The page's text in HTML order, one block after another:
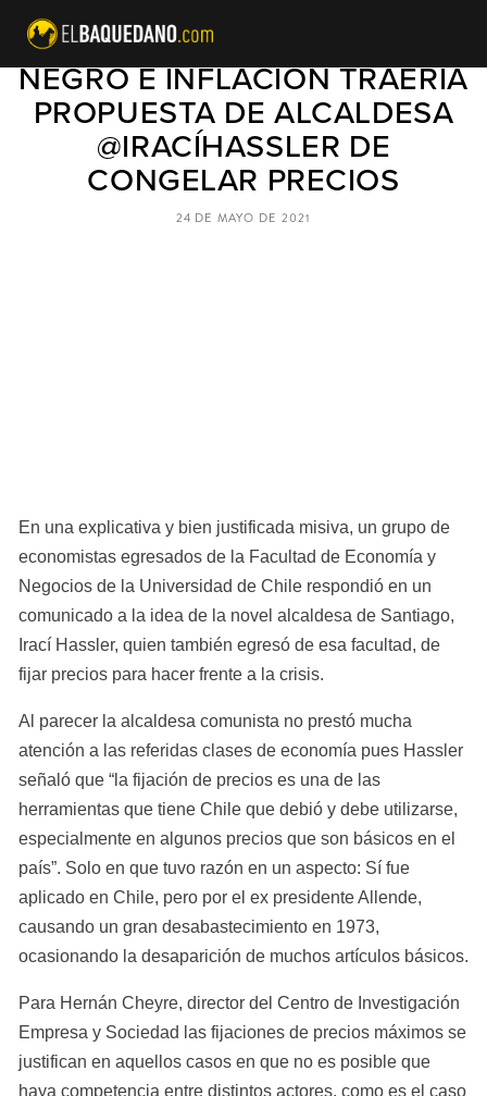
RACIONAMIENTO, MERCADO
NEGRO E INFLACIÓN TRAERÍA
PROPUESTA DE ALCALDESA
@IRACÍHASSLER DE
CONGELAR PRECIOS
En una explicativa y bien justificada misiva, un grupo de
economistas egresados de la Facultad de Economía y
Negocios de la Universidad de Chile respondió en un
comunicado a la idea de la novel alcaldesa de Santiago,
Irací Hassler, quien también egresó de esa facultad, de
fijar precios para hacer frente a la crisis.
Al parecer la alcaldesa comunista no prestó mucha
atención a las referidas clases de economía pues Hassler
señaló que “la fijación de precios es una de las
herramientas que tiene Chile que debió y debe utilizarse,
especialmente en algunos precios que son básicos en el
país”. Solo en que tuvo razón en un aspecto: Sí fue
aplicado en Chile, pero por el ex presidente Allende,
causando un gran desabastecimiento en 1973,
ocasionando la desaparición de muchos artículos básicos.
Para Hernán Cheyre, director del Centro de Investigación
Empresa y Sociedad las fijaciones de precios máximos se
justifican en aquellos casos en que no es posible que
haya competencia entre distintos actores, como es el caso
24 DE MAYO DE 2021